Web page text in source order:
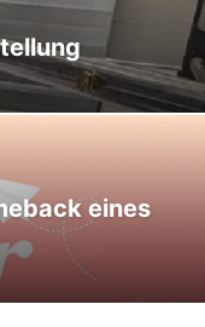
VERKEHR
eines